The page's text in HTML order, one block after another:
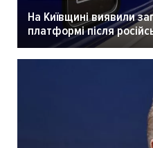
На Київщині виявили
платформі після